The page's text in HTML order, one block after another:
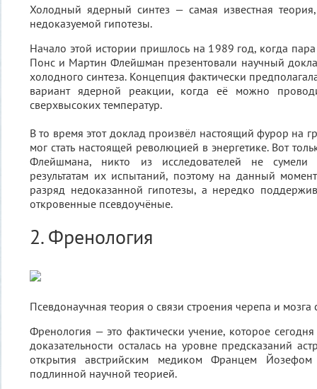
Холодный ядерный синтез — самая известная
недоказуемой гипотезы.
Начало этой истории пришлось на 1989 год, когда
Понс и Мартин Флейшман презентовали научный
холодного синтеза. Концепция фактически
вариант ядерной реакции, когда её можно
сверхвысоких температур.
В то время этот доклад произвёл настоящий фурор на
мог стать настоящей революцией в энергетике. Вот
Флейшмана, никто из исследователей не сумели
результатам их испытаний, поэтому на данный
разряд недоказанной гипотезы, а нередко
откровенные псевдоучёные.
2. Френология
Псевдонаучная теория о связи строения черепа и мозга
Френология — это фактически учение, которое
доказательности осталась на уровне предсказаний
открытия австрийским медиком Францем Йозефом
подлинной научной теорией.